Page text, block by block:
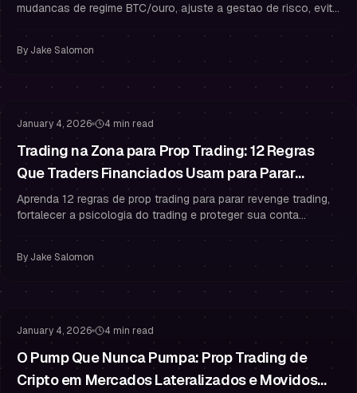
mudancas de regime BTC/ouro, ajuste a gestao de risco, evite
By Jake Salomon
January 4, 2026 4 min read
Trading na Zona para Prop Trading: 12 Regras
Que Traders Financiados Usam para Parar
Revenge Trading Após uma Sequência
Perdedora
Aprenda 12 regras de prop trading para parar revenge trading,
fortalecer a psicologia do trading e proteger sua conta
By Jake Salomon
Gestão de Risco Gestão de Drawdown
January 4, 2026 4 min read
O Pump Que Nunca Pumpa: Prop Trading de
Cripto em Mercados Lateralizados e Movidos